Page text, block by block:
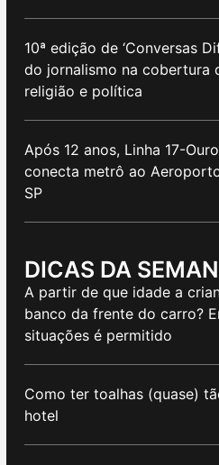
10ª edição de ‘Conversas
do jornalismo na cobertura
religião e política
Após 12 anos, Linha 17-
conecta metrô ao
SP
DICAS DA
A partir de que idade a
banco da frente do carro?
situações é permitido
Como ter toalhas (quase)
hotel